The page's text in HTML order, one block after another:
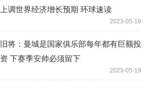
上调世界经济增长预期 环球速读
2023-05-19
旧将：曼城是国家俱乐部每年都有巨额投
资 下赛季安帅必须留下
2023-05-19